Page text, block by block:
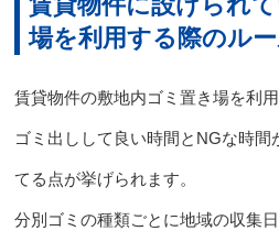
場を利用する際のル
賃貸物件の敷地内ゴミ置き場を利
ゴミ出しして良い時間とNGな時
てる点が挙げられます。
分別ゴミの種類ごとに地域の収集